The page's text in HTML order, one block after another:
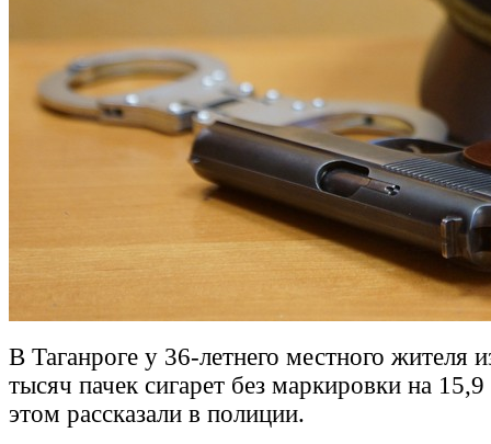
В Таганроге у 36-летнего местного жителя
тысяч пачек сигарет без маркировки на
этом рассказали в полиции.